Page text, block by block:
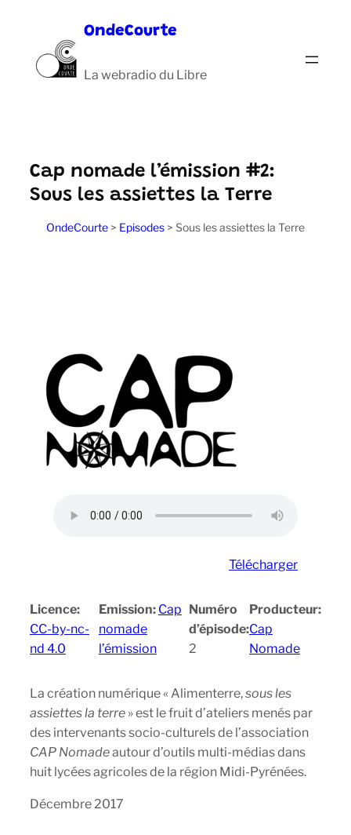
contenu
OndeCourte
La webradio du Libre
Cap nomade l’émission #2:
Sous les assiettes la Terre
OndeCourte > Episodes > Sous les assiettes la Terre
Télécharger
Licence:
CC-by-nc-
nd 4.0
Emission: Cap
nomade
l’émission
Numéro
d’épisode:
2
Producteur:
Cap
Nomade
La création numérique « Alimenterre,sous les
assiettes la terre » est le fruit d’ateliers menés par
des intervenants socio-culturels de l’association
CAP Nomadeautour d’outils multi-médias dans
huit lycées agricoles de la région Midi-Pyrénées.
Décembre 2017